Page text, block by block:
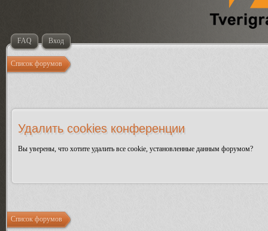
FAQ Вход
Список форумов
Удалить cookies конференции
Вы уверены, что хотите удалить все cookie, установленные данным форумом?
Список форумов